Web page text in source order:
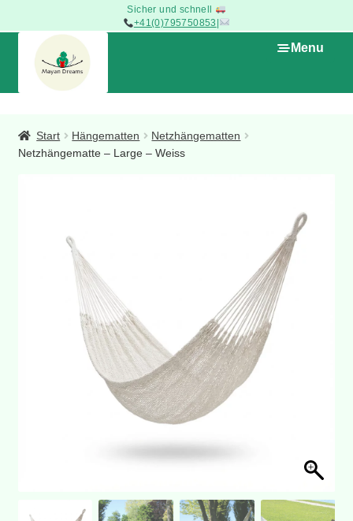
Sicher und schnell
+41(0)795750853
Skip
navigation
Skip
content
Menu
Start Hängematten
Netzhängematten
Netzhängematte – Large – Weiss